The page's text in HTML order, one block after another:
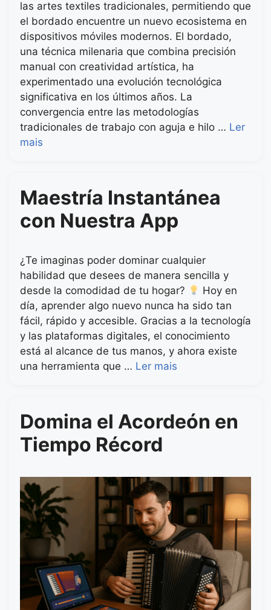
las artes textiles tradicionales, permitiendo que
el bordado encuentre un nuevo ecosistema en
dispositivos móviles modernos. El bordado,
una técnica milenaria que combina precisión
manual con creatividad artística, ha
experimentado una evolución tecnológica
significativa en los últimos años. La
convergencia entre las metodologías
tradicionales de trabajo con aguja e hilo … Ler
mais
Maestría Instantánea
con Nuestra App
¿Te imaginas poder dominar cualquier
habilidad que desees de manera sencilla y
desde la comodidad de tu hogar?
Hoy en
día, aprender algo nuevo nunca ha sido tan
fácil, rápido y accesible. Gracias a la tecnología
y las plataformas digitales, el conocimiento
está al alcance de tus manos, y ahora existe
una herramienta que … Ler mais
Domina el Acordeón en
Tiempo Récord